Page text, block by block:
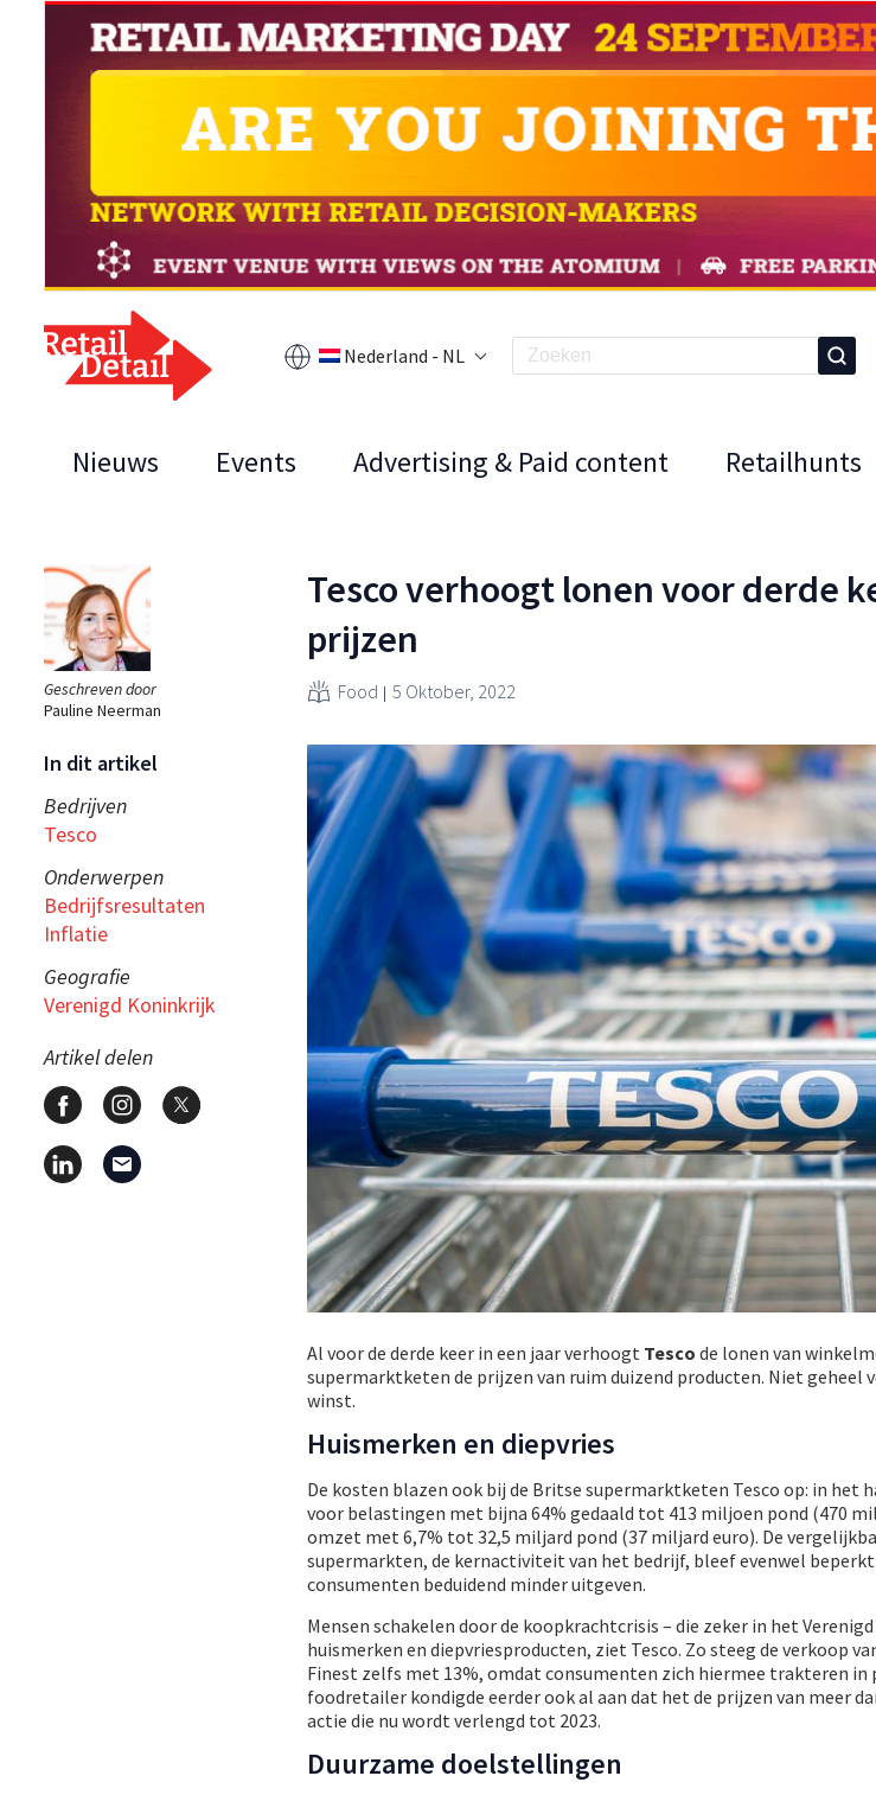
Nederland - NL
Nieuws Events Advertising & Paid content Retailhunts
Geschreven door
Pauline Neerman
In dit artikel
Bedrijven
Tesco
Onderwerpen
Bedrijfsresultaten
Inflatie
Geografie
Verenigd Koninkrijk
Artikel delen
Tesco verhoogt lonen voor derde
prijzen
Food 5 Oktober, 2022
Al voor de derde keer in een jaar verhoogt Tesco de lonen van
supermarktketen de prijzen van ruim duizend producten. Niet geheel
winst.
Huismerken en diepvries
De kosten blazen ook bij de Britse supermarktketen Tesco op: in het
voor belastingen met bijna 64% gedaald tot 413 miljoen pond (470
omzet met 6,7% tot 32,5 miljard pond (37 miljard euro). De
supermarkten, de kernactiviteit van het bedrijf, bleef evenwel
consumenten beduidend minder uitgeven.
Mensen schakelen door de koopkrachtcrisis – die zeker in het
huismerken en diepvriesproducten, ziet Tesco. Zo steeg de verkoop
Finest zelfs met 13%, omdat consumenten zich hiermee trakteren in
foodretailer kondigde eerder ook al aan dat het de prijzen van meer
actie die nu wordt verlengd tot 2023.
Duurzame doelstellingen